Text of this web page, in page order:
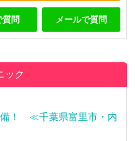
質問 メールで質問
ック
！ ≪千葉県富里市・内